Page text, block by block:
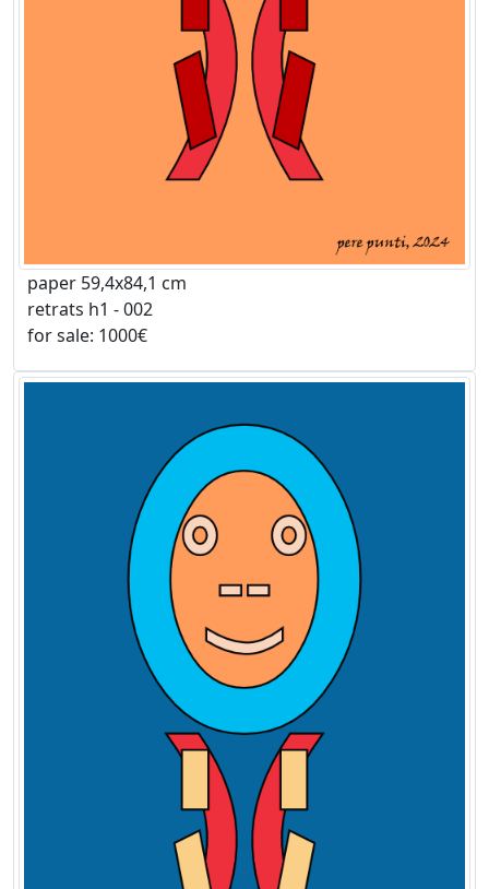
paper 59,4x84,1 cm
retrats h1 - 002
for sale: 1000€